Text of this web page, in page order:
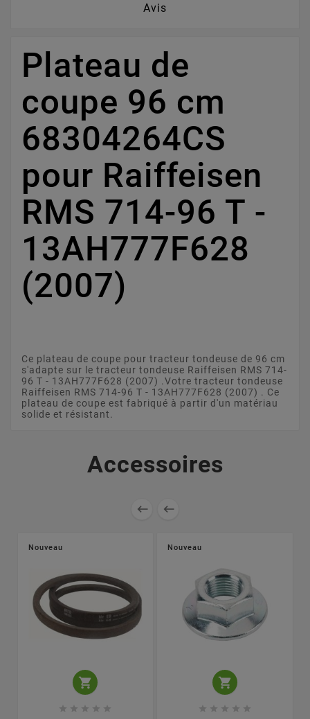
Avis
Plateau de
coupe 96 cm
68304264CS
pour Raiffeisen
RMS 714-96 T -
13AH777F628
(2007)
Ce plateau de coupe pour tracteur tondeuse de 96 cm
s'adapte sur le tracteur tondeuse Raiffeisen RMS 714-
96 T - 13AH777F628 (2007) .Votre tracteur tondeuse
Raiffeisen RMS 714-96 T - 13AH777F628 (2007) . Ce
plateau de coupe est fabriqué à partir d'un matériau
solide et résistant.
Accessoires
 
Nouveau

    
Nouveau

    